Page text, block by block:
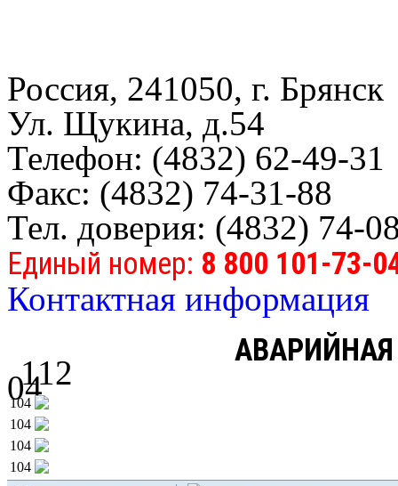
Россия, 241050, г. Брянск
Ул. Щукина, д.54
Телефон: (4832) 62-49-31
Факс: (4832) 74-31-88
Тел. доверия: (4832) 74-
Единый номер: 8 800 101-73-
Контактная информация
04
112
104
104
104
104